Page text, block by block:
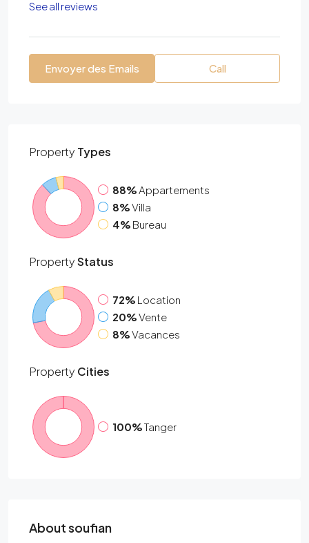
See all reviews
Envoyer des Emails Call
Property Types
88%Appartements
8%Villa
4% Bureau
PropertyStatus
72% Location
20%Vente
8%Vacances
Property Cities
100%Tanger
About soufian